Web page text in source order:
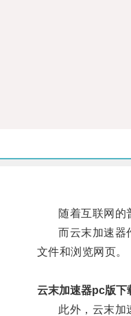
随着互联网的普
而云末加速器作
文件和浏览网页。
云末加速器pc版下
此外，云末加速